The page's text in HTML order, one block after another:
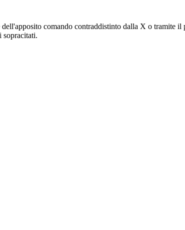
comando contraddistinto dalla X o tramite
sopracitati.